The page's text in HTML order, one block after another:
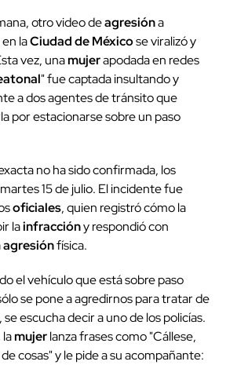
otro video deagresióna
en laCiudad de Méxicose viralizó y
vez, unamujerapodada en redes
" fue captada insultando y
a dos agentes de tránsito que
por estacionarse sobre un paso
no ha sido confirmada, los
15 de julio. El incidente fue
oficiales, quien registró cómo la
lainfraccióny respondió con
agresiónfísica.
el vehículo que está sobre paso
se pone a agredirnos para tratar de
se escucha decir a uno de los policías.
mujerlanza frases como "Cállese,
cosas" y le pide a su acompañante: